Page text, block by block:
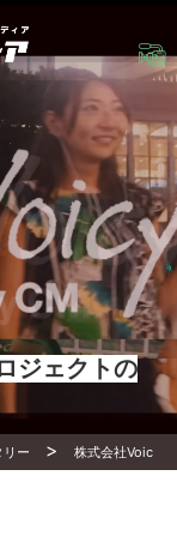
ジェクトの
リー 株式会社Voicy（